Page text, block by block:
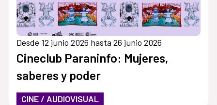
Desde 12 junio 2026 hasta 26 junio 2026
Cineclub Paraninfo: Mujeres,
saberes y poder
CINE / AUDIOVISUAL